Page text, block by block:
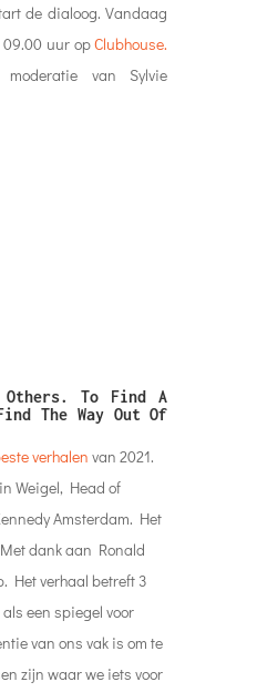
de dialoog. Vandaag
09.00 uur opClubhouse.
van Sylvie
To Find A
The Way Out Of
verhalen van 2021.
Weigel, Head of
Amsterdam. Het
dank aan Ronald
Het verhaal betreft 3
een spiegel voor
van ons vak is om te
zijn waar we iets voor